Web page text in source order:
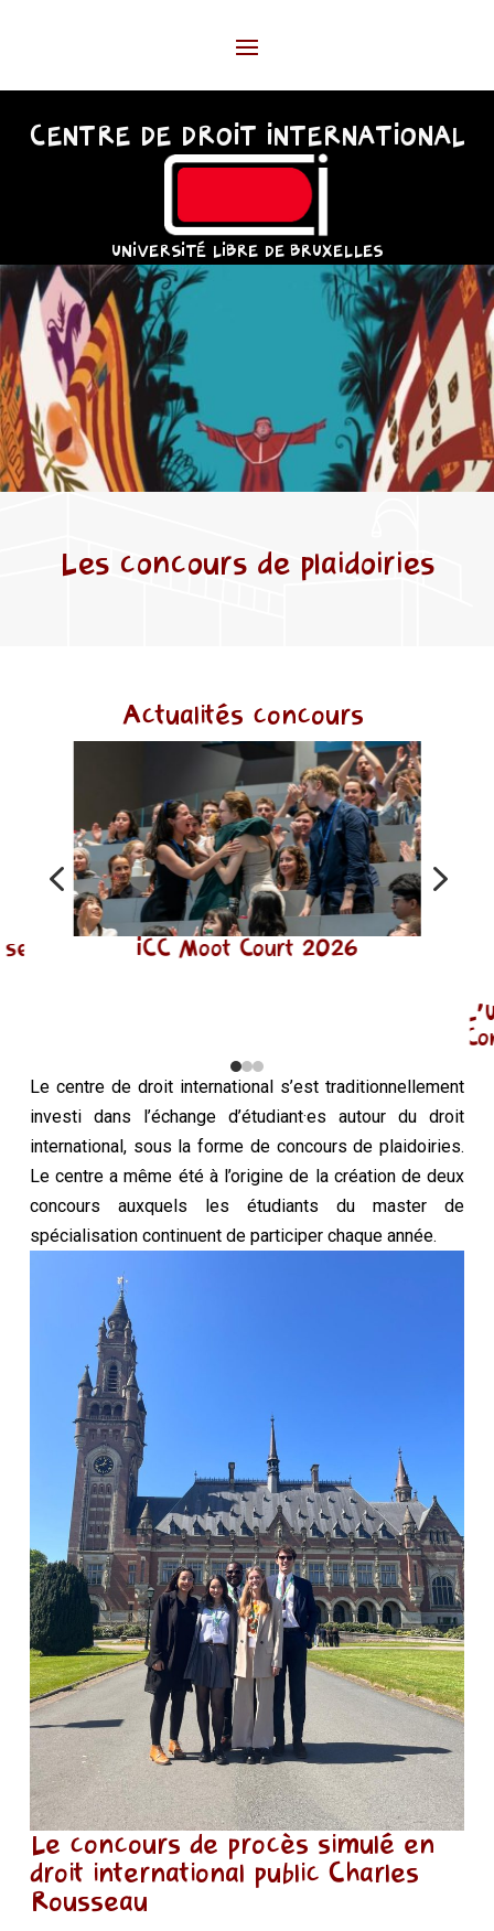
CENTRE DE DROIT INTERNATIONAL
UNIVERSITÉ LIBRE DE BRUXELLES
Les concours de plaidoiries
Actualités concours
ICC Moot Court 2026
4 5
Le centre de droit international s’est traditionnellement
investi dans l’échange d’étudiant·es autour du droit
international, sous la forme de concours de plaidoiries.
Le centre a même été à l’origine de la création de deux
concours auxquels les étudiants du master de
spécialisation continuent de participer chaque année.
Le concours de procès simulé en
droit international public Charles
Rousseau